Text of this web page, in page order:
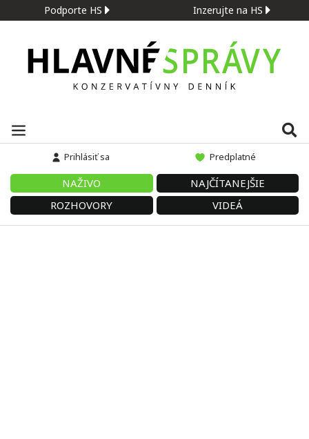
Podporte HS Inzerujte na HS
Prihlásiť sa Predplatné
NAŽIVO
NAJČÍTANEJŠIE
ROZHOVORY
VIDEÁ